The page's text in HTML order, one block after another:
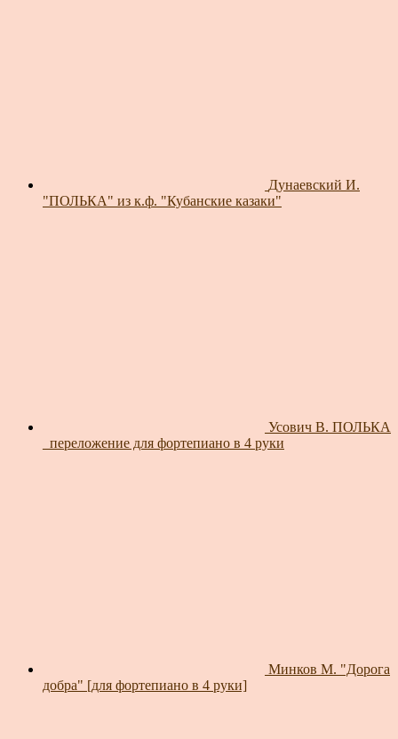
Дунаевский И.
"ПОЛЬКА" из к.ф. "Кубанские казаки"
Усович В. ПОЛЬКА
_переложение для фортепиано в 4 руки
Минков М. "Дорога
добра" [для фортепиано в 4 руки]